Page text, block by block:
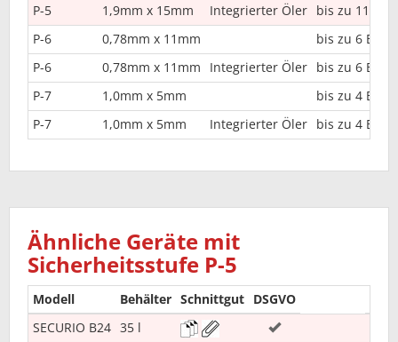
P-5
1,9mm x 15mm Integrierter Öler bis zu 11
P-6
0,78mm x 11mm
bis zu 6 Blatt
P-6
0,78mm x 11mm Integrierter Öler bis zu 6 Blatt
P-7
1,0mm x 5mm
bis zu 4 Blatt
P-7
1,0mm x 5mm Integrierter Öler bis zu 4 Blatt
Ähnliche Geräte mit
Sicherheitsstufe P-5
Modell Behälter Schnittgut DSGVO
SECURIO B24 35 l